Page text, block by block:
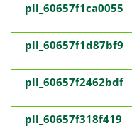
pll_60657f1ca0055
pll_60657f1d87bf9
pll_60657f2462bdf
pll_60657f318f419